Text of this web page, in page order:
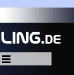
Menü überspringen